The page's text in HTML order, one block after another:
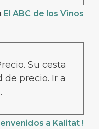
El ABC de los Vinos
Su cesta
precio. Ir a
a Kalitat !